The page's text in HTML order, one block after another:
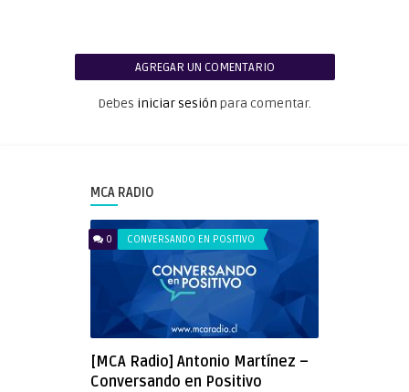
AGREGAR UN COMENTARIO
Debes iniciar sesión para comentar.
MCA RADIO
0 CONVERSANDO EN POSITIVO
[MCA Radio] Antonio Martínez –
Conversando en Positivo